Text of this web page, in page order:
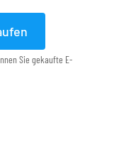
Sie gekaufte E-